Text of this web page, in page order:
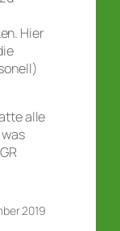
Hier
alle
2019